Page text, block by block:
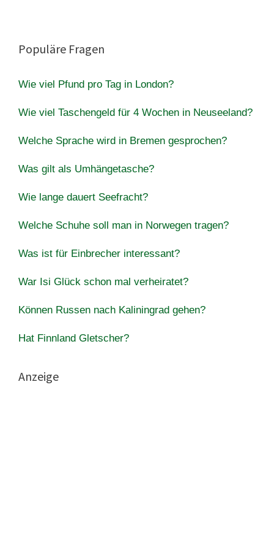
Populäre Fragen
Wie viel Pfund pro Tag in London?
Wie viel Taschengeld für 4 Wochen in Neuseeland?
Welche Sprache wird in Bremen gesprochen?
Was gilt als Umhängetasche?
Wie lange dauert Seefracht?
Welche Schuhe soll man in Norwegen tragen?
Was ist für Einbrecher interessant?
War Isi Glück schon mal verheiratet?
Können Russen nach Kaliningrad gehen?
Hat Finnland Gletscher?
Anzeige